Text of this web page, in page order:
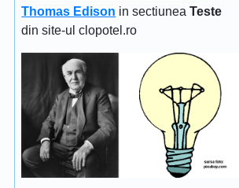
Thomas Edison in sectiuneaTeste
din site-ul clopotel.ro